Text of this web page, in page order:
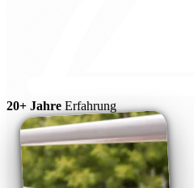
20+ Jahre Erfahrung